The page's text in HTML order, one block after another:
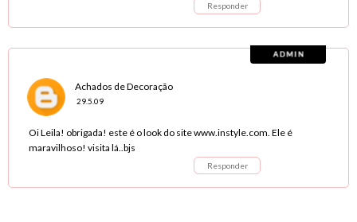
Responder
Achados de Decoração
29.5.09
Oi Leila! obrigada! este é o look do site www.instyle.com. Ele é
maravilhoso! visita lá..bjs
Responder